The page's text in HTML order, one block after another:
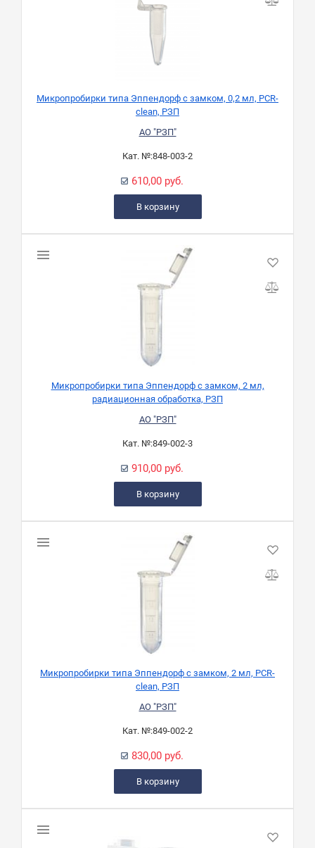
Микропробирки типа Эппендорф с замком, 0,2 мл, PCR-
clean, РЗП
АО "РЗП"
Кат. №:848-003-2
610,00 руб.
В корзину
Микропробирки типа Эппендорф с замком, 2 мл,
радиационная обработка, РЗП
АО "РЗП"
Кат. №:849-002-3
910,00 руб.
В корзину
Микропробирки типа Эппендорф с замком, 2 мл, PCR-
clean, РЗП
АО "РЗП"
Кат. №:849-002-2
830,00 руб.
В корзину